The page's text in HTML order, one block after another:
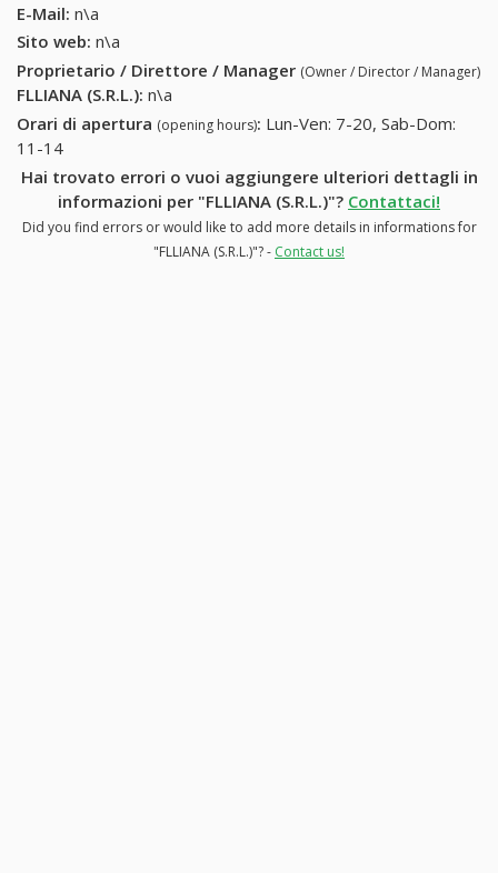
E-Mail: n\a
Sito web: n\a
Proprietario / Direttore / Manager (Owner / Director / Manager)
FLLIANA (S.R.L.): n\a
Orari di apertura (opening hours): Lun-Ven: 7-20, Sab-Dom:
11-14
Hai trovato errori o vuoi aggiungere ulteriori dettagli in
informazioni per "FLLIANA (S.R.L.)"? Contattaci!
Did you find errors or would like to add more details in informations for
"FLLIANA (S.R.L.)"? - Contact us!